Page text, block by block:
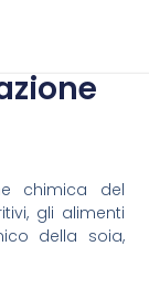
chimica del
gli alimenti
della soia,